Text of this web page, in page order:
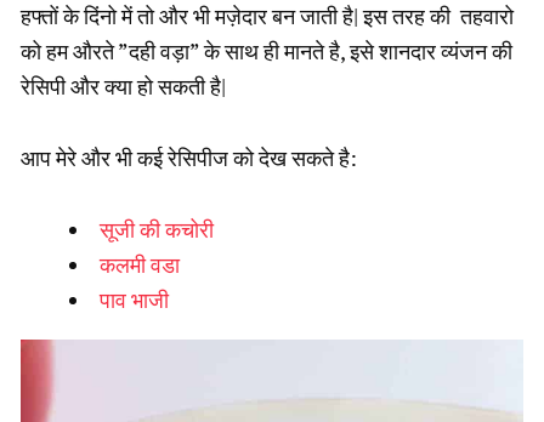
हफ्तों के दिंनो में तो और भी मज़ेदार बन जाती है| इस तरह की तहवारो
को हम औरते ”दही वड़ा” के साथ ही मानते है, इसे शानदार व्यंजन की
रेसिपी और क्या हो सकती है|
आप मेरे और भी कई रेसिपीज को देख सकते है:
सूजी की कचोरी
कलमी वडा
पाव भाजी